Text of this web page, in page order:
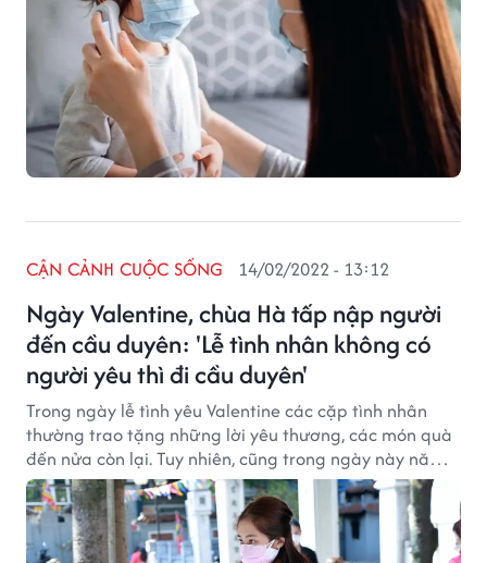
Ngày Valentine, chùa Hà tấp nập người
đến cầu duyên: 'Lễ tình nhân không có
người yêu thì đi cầu duyên'
CẬN CẢNH CUỘC SỐNG 14/02/2022 - 13:12
Trong ngày lễ tình yêu Valentine các cặp tình nhân
thường trao tặng những lời yêu thương, các món quà
đến nửa còn lại. Tuy nhiên, cũng trong ngày này năm
nay, không ít các bạn trẻ đã đến chùa Hà, một địa
điểm nổi tiếng tại Hà Nội để cầu duyên, cầu may mắn
dịp đầu năm.